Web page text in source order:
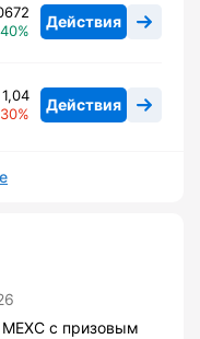
Действия
1,04
Действия
с призовым